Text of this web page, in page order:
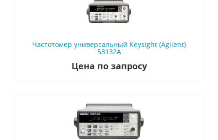
Частотомер универсальный Keysight (Agilent)
53132A
Цена по запросу